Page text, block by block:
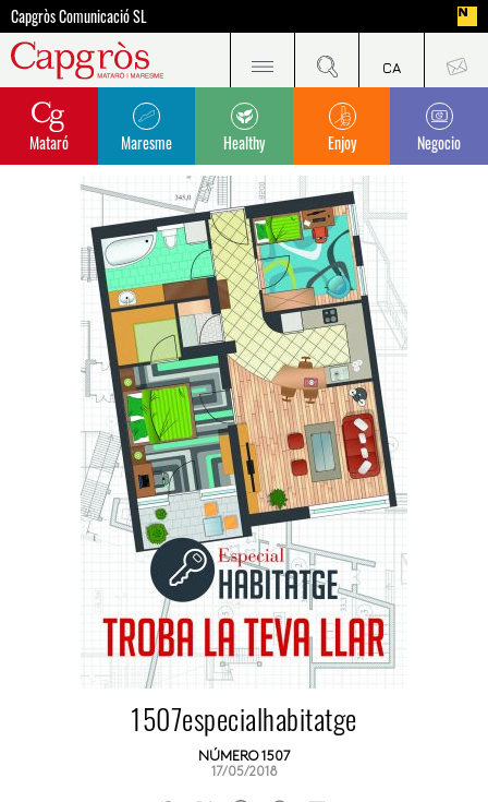
Capgròs Comunicació SL
Mataró Maresme Healthy Enjoy Negocio
1507especialhabitatge
NÚMERO 1507
17/05/2018